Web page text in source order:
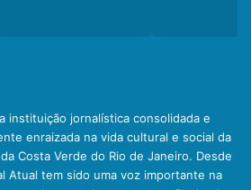
instituição jornalística consolidada e
enraizada na vida cultural e social da
Costa Verde do Rio de Janeiro. Desde
Atual tem sido uma voz importante na